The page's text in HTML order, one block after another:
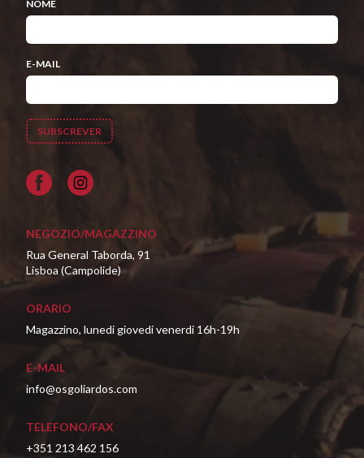
NOME
E-MAIL
Facebook
NEGOZIO/MAGAZZINO
Rua General Taborda, 91
Lisboa (Campolide)
ORARIO
Magazzino, lunedi giovedi venerdi 16h-19h
E-MAIL
info@osgoliardos.com
TELEFONO/FAX
+351 213 462 156